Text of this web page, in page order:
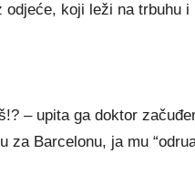
odjeće, koji leži na trbuhu
– upita ga doktor
za Barcelonu, ja mu